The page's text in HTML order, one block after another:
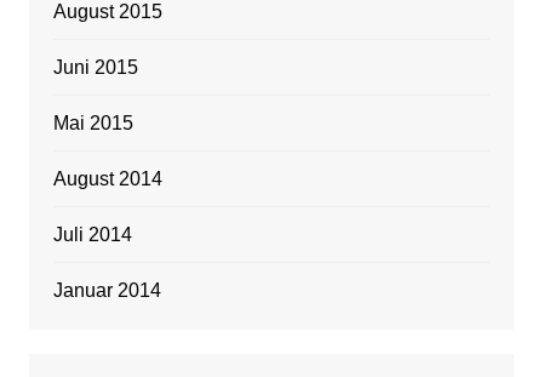
August 2015
Juni 2015
Mai 2015
August 2014
Juli 2014
Januar 2014